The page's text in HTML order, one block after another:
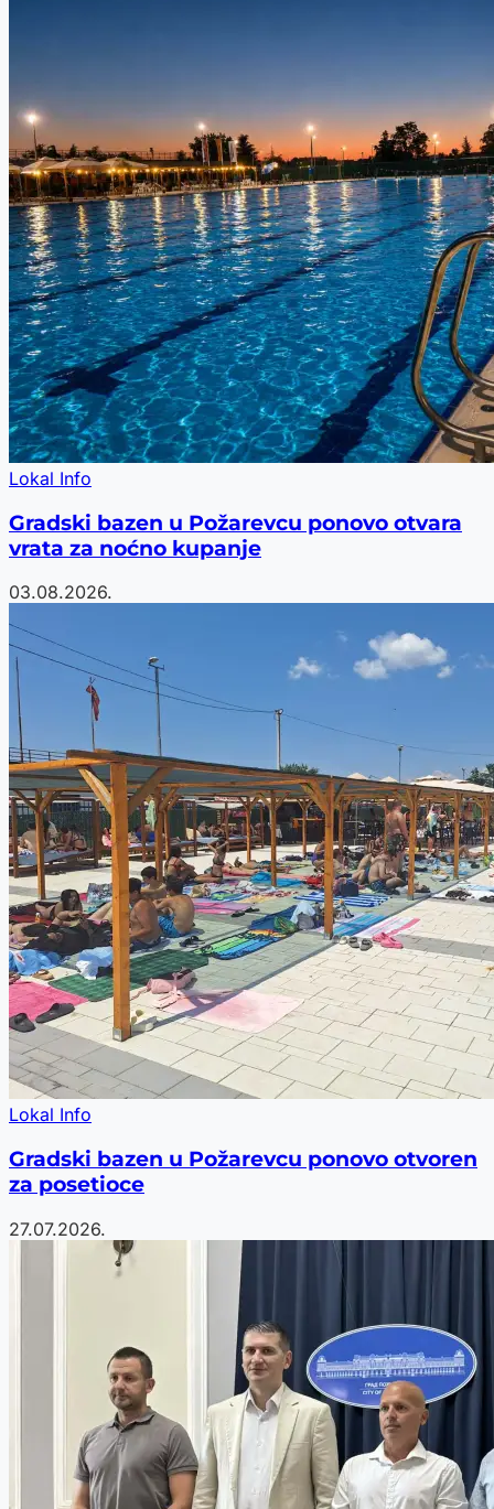
Lokal Info
Gradski bazen u Požarevcu ponovo otvara
vrata za noćno kupanje
03.08.2026.
Lokal Info
Gradski bazen u Požarevcu ponovo otvoren
za posetioce
27.07.2026.